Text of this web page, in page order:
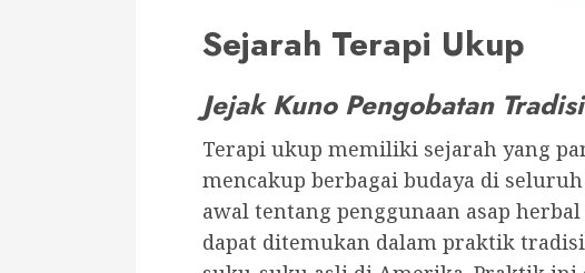
Sejarah Terapi Ukup
Jejak Kuno Pengobatan
Terapi ukup memiliki sejarah yang
mencakup berbagai budaya di
awal tentang penggunaan asap
dapat ditemukan dalam praktik